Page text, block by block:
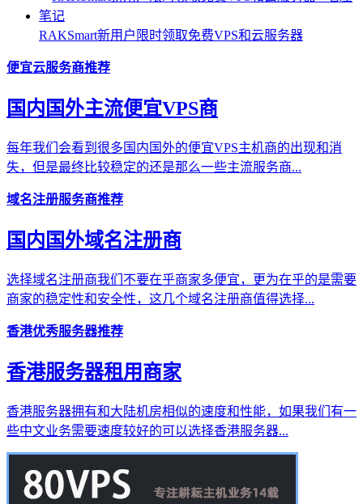
RAKSmart新用户限时领取免费VPS和云服务器
便宜云服务商推荐
国内国外主流便宜VPS商
每年我们会看到很多国内国外的便宜VPS主机商的出现和消
失，但是最终比较稳定的还是那么一些主流服务商...
域名注册服务商推荐
国内国外域名注册商
选择域名注册商我们不要在乎商家多便宜，更为在乎的是需要
商家的稳定性和安全性，这几个域名注册商值得选择...
香港优秀服务器推荐
香港服务器租用商家
香港服务器拥有和大陆机房相似的速度和性能，如果我们有一
些中文业务需要速度较好的可以选择香港服务器...